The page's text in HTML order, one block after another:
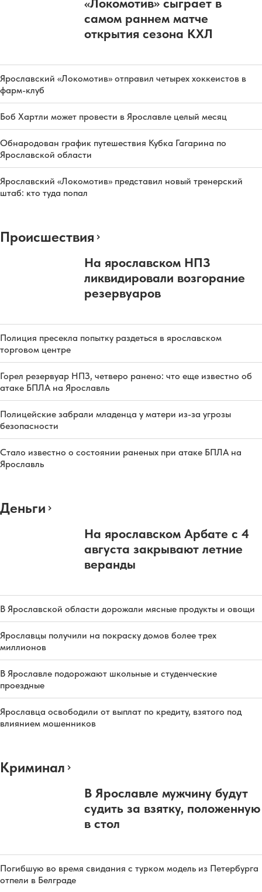
«Локомотив» сыграет в
самом раннем матче
открытия сезона КХЛ
Ярославский «Локомотив» отправил четырех хоккеистов в
фарм-клуб
Боб Хартли может провести в Ярославле целый месяц
Обнародован график путешествия Кубка Гагарина по
Ярославской области
Ярославский «Локомотив» представил новый тренерский
штаб: кто туда попал
Происшествия
На ярославском НПЗ
ликвидировали возгорание
резервуаров
Полиция пресекла попытку раздеться в ярославском
торговом центре
Горел резервуар НПЗ, четверо ранено: что еще известно об
атаке БПЛА на Ярославль
Полицейские забрали младенца у матери из-за угрозы
безопасности
Стало известно о состоянии раненых при атаке БПЛА на
Ярославль
Деньги
На ярославском Арбате с 4
августа закрывают летние
веранды
В Ярославской области дорожали мясные продукты и овощи
Ярославцы получили на покраску домов более трех
миллионов
В Ярославле подорожают школьные и студенческие
проездные
Ярославца освободили от выплат по кредиту, взятого под
влиянием мошенников
Криминал
В Ярославле мужчину будут
судить за взятку, положенную
в стол
Погибшую во время свидания с турком модель из Петербурга
отпели в Белграде